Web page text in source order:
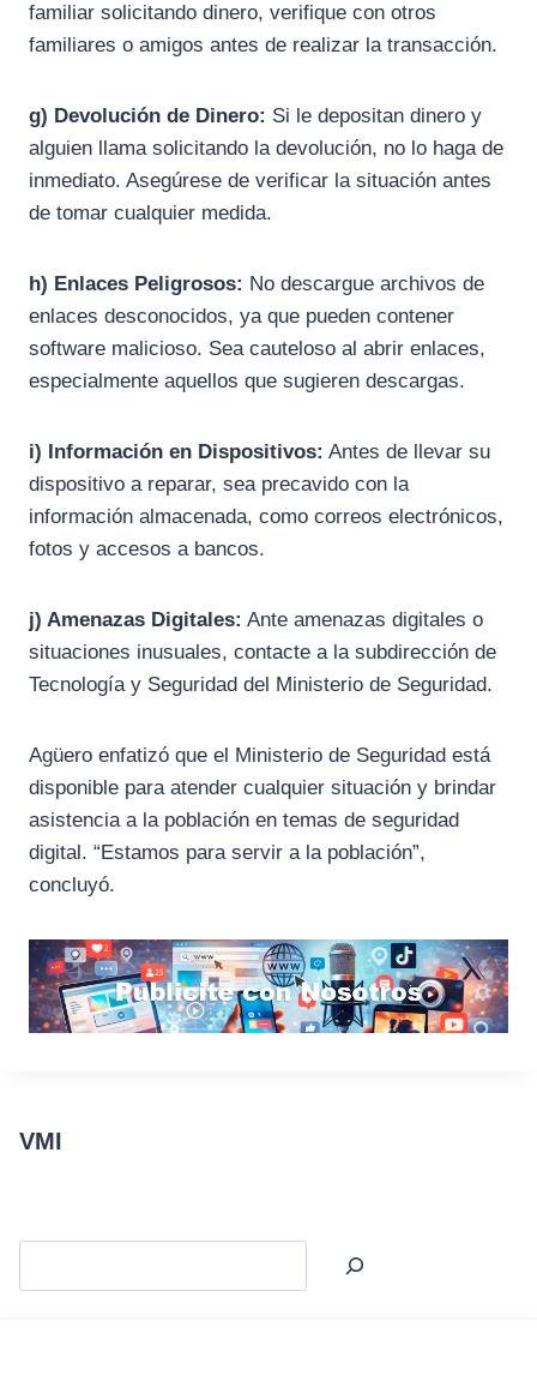
familiar solicitando dinero, verifique con otros
familiares o amigos antes de realizar la transacción.
g) Devolución de Dinero: Si le depositan dinero y
alguien llama solicitando la devolución, no lo haga de
inmediato. Asegúrese de verificar la situación antes
de tomar cualquier medida.
h) Enlaces Peligrosos: No descargue archivos de
enlaces desconocidos, ya que pueden contener
software malicioso. Sea cauteloso al abrir enlaces,
especialmente aquellos que sugieren descargas.
i) Información en Dispositivos: Antes de llevar su
dispositivo a reparar, sea precavido con la
información almacenada, como correos electrónicos,
fotos y accesos a bancos.
j) Amenazas Digitales: Ante amenazas digitales o
situaciones inusuales, contacte a la subdirección de
Tecnología y Seguridad del Ministerio de Seguridad.
Agüero enfatizó que el Ministerio de Seguridad está
disponible para atender cualquier situación y brindar
asistencia a la población en temas de seguridad
digital. “Estamos para servir a la población”,
concluyó.
VMI